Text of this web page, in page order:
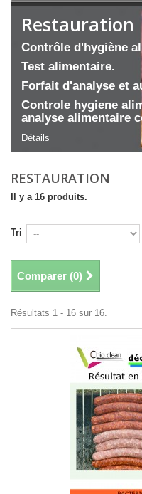
Restauration
Contrôle d'hygiène
Test alimentaire.
Forfait d'analyse et
Controle hygiene
analyse alimentaire
Détails
RESTAURATION
Il y a 16 produits.
Tri
Comparer (0)
Résultats 1 - 16 sur 16.